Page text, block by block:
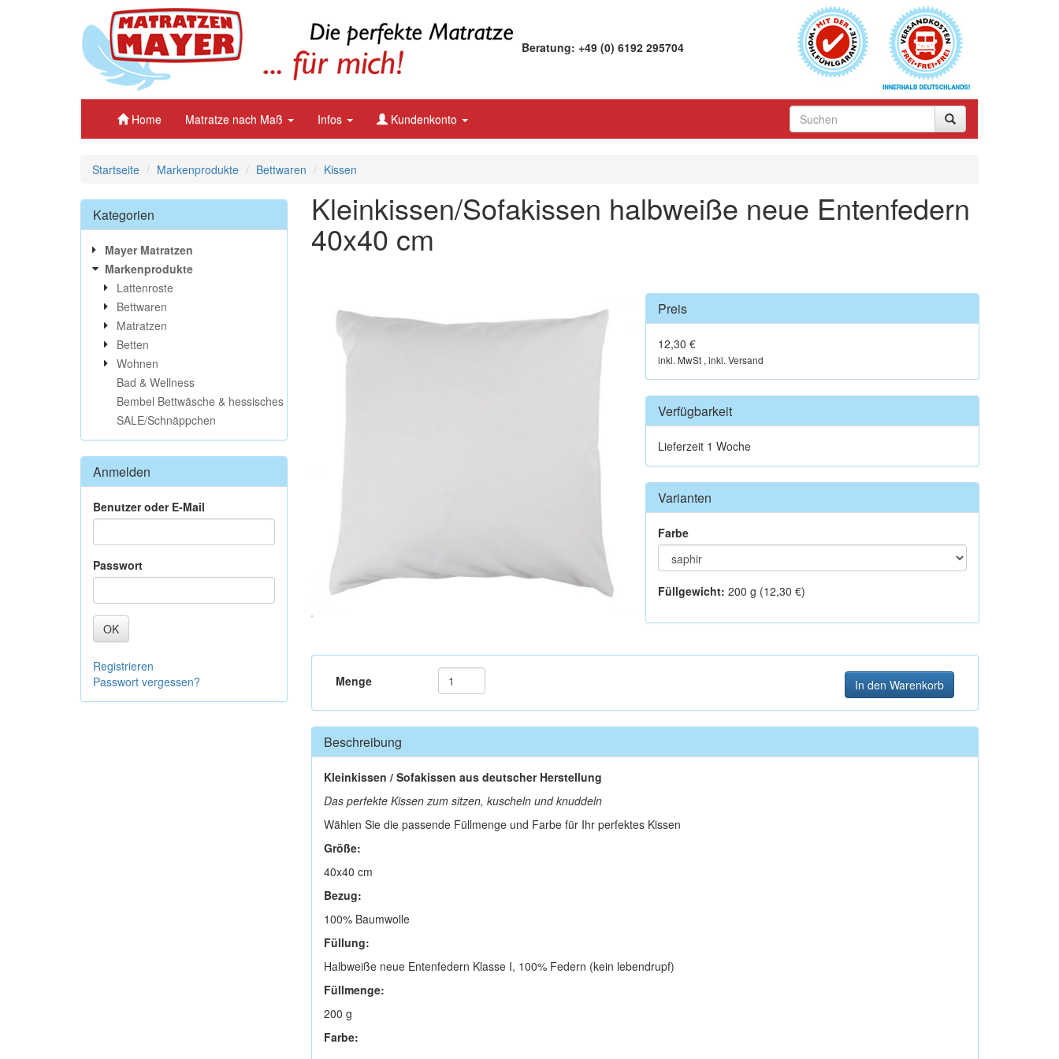
Beratung: +49 (0) 6192 295704
Home Matratze nach Maß Infos Kundenkonto
Startseite Markenprodukte Bettwaren Kissen
Kleinkissen/Sofakissen halbweiße neue Entenfedern
40x40 cm
Preis
12,30 €
inkl. MwSt , inkl. Versand
Verfügbarkeit
Lieferzeit 1 Woche
Varianten
Farbe
Füllgewicht: 200 g (12,30 €)
Menge In den Warenkorb
Beschreibung
Kleinkissen / Sofakissen aus deutscher Herstellung
Das perfekte Kissen zum sitzen, kuscheln und knuddeln
Wählen Sie die passende Füllmenge und Farbe für Ihr perfektes Kissen
Größe:
40x40 cm
Bezug:
100% Baumwolle
Füllung:
Halbweiße neue Entenfedern Klasse I, 100% Federn (kein lebendrupf)
Füllmenge:
200 g
Farbe:
Kategorien
Mayer Matratzen
Markenprodukte
Lattenroste
Bettwaren
Matratzen
Betten
Wohnen
Bad & Wellness
Bembel Bettwäsche & hessisches
SALE/Schnäppchen
Anmelden
Benutzer oder E-Mail
Passwort
OK
Registrieren
Passwort vergessen?